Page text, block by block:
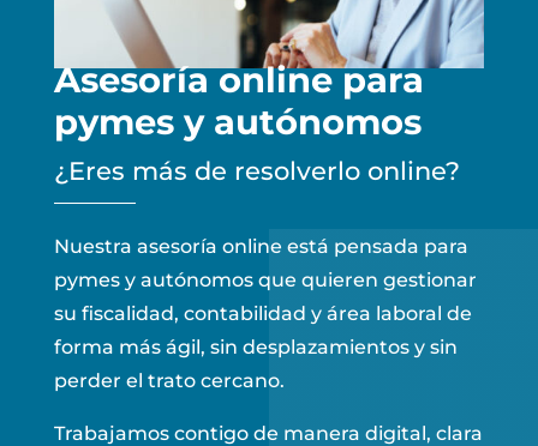
Asesoría online para
pymes y autónomos
¿Eres más de resolverlo online?
Nuestra asesoría online está pensada para
pymes y autónomos que quieren gestionar
su fiscalidad, contabilidad y área laboral de
forma más ágil, sin desplazamientos y sin
perder el trato cercano.
Trabajamos contigo de manera digital, clara